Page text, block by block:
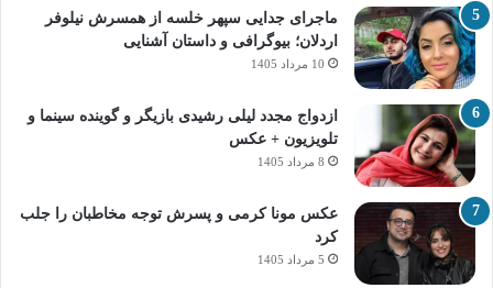
ماجرای جدایی سپهر خلسه از همسرش نیلوفر
اردلان؛ بیوگرافی و داستان آشنایی
10 مرداد 1405
ازدواج مجدد لیلی رشیدی بازیگر و گوینده سینما و
تلویزیون + عکس
8 مرداد 1405
عکس مونا کرمی و پسرش توجه مخاطبان را جلب
کرد
5 مرداد 1405